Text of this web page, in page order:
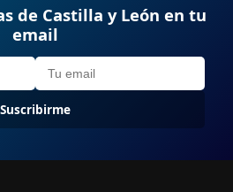
de Castilla y León en tu
email
Suscribirme